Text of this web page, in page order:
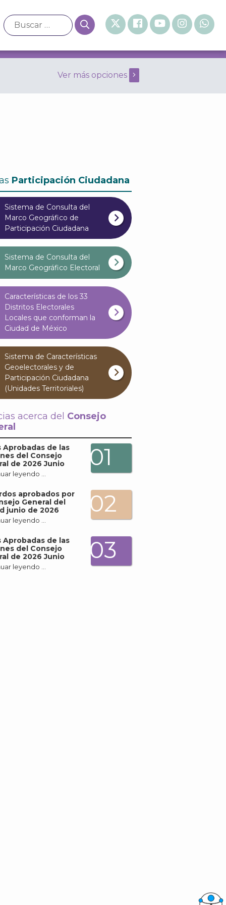
Ver más opciones
de 1999
Participación Ciudadana
Sistema de Consulta del
Marco Geográfico de
Participación Ciudadana
Sistema de Consulta del
Marco Geográfico Electoral
Características de los 33
Distritos Electorales
Locales que conforman la
Ciudad de México
Sistema de Características
Geoelectorales y de
Participación Ciudadana
(Unidades Territoriales)
acerca del Consejo
Aprobadas de las
del Consejo
de 2026 Junio
leyendo …
01
aprobados por
General del
d junio de 2026
leyendo …
02
Aprobadas de las
del Consejo
de 2026 Junio
leyendo …
03